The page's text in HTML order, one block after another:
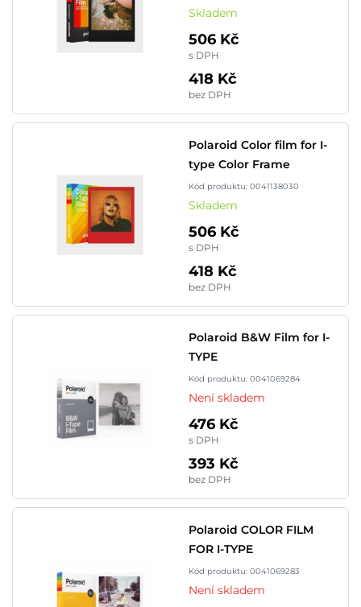
Skladem
506 Kč
s DPH
418 Kč
bez DPH
Polaroid Color film for I-
type Color Frame
Kód produktu: 0041138030
Skladem
506 Kč
s DPH
418 Kč
bez DPH
Polaroid B&W Film for I-
TYPE
Kód produktu: 0041069284
Není skladem
476 Kč
s DPH
393 Kč
bez DPH
Polaroid COLOR FILM
FOR I-TYPE
Kód produktu: 0041069283
Není skladem